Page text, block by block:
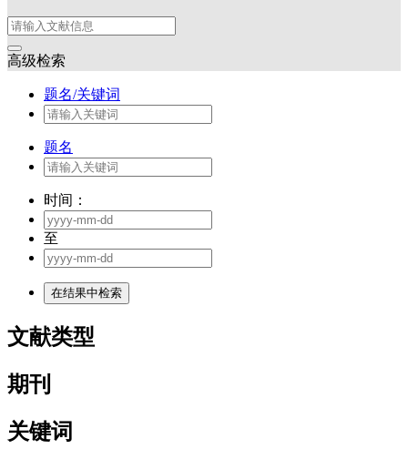
高级检索
题名/关键词
题名
时间：
至
文献类型
期刊
关键词